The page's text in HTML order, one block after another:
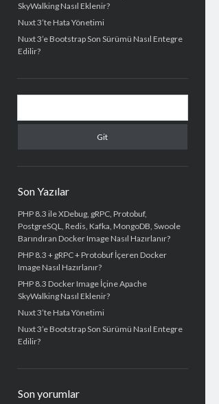
SkyWalking Nasıl Eklenir?
Nuxt 3’te Hata Yönetimi
Nuxt 3’e Bootstrap Son Sürümü Nasıl Entegre
Edilir?
r
m
a
Son Yazılar
PHP 8.3 ile XDebug, gRPC, Protobuf,
PostgreSQL, Redis, Kafka, MongoDB, Swoole
Barındıran Docker Image Nasıl Hazırlanır?
PHP 8.3 + gRPC + Protobuf İçeren Docker
Image Nasıl Hazırlanır?
PHP 8.3 Docker Image İçine Apache
SkyWalking Nasıl Eklenir?
Nuxt 3’te Hata Yönetimi
Nuxt 3’e Bootstrap Son Sürümü Nasıl Entegre
Edilir?
Son yorumlar